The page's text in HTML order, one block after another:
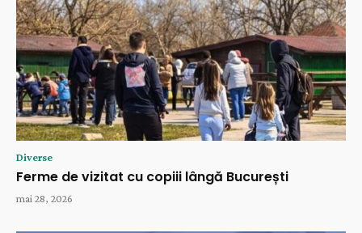
Diverse
Ferme de vizitat cu copiii lângă București
mai 28, 2026